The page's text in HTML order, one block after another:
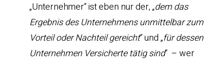
„Unternehmer“ ist eben nur der, „dem das
Ergebnis des Unternehmens unmittelbar zum
Vorteil oder Nachteil gereicht“ und „für dessen
Unternehmen Versicherte tätig sind“ – wer